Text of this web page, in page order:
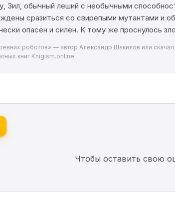
Зил, обычный леший с необычными
сразиться со свирепыми мутантами и
опасен и силен. К тому же проснулось
роботов» — автор Александр Шакилов или
книг Knigism.online.
Чтобы оставить свою